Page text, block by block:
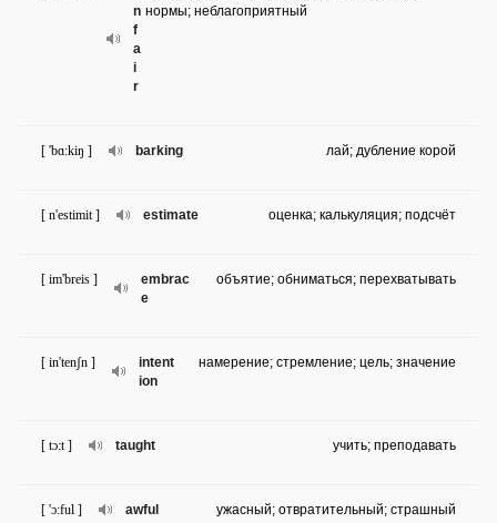
n
f
a
i
r
нормы; неблагоприятный
barking
[ 'bɑ:kiŋ ] лай; дубление корой
estimate
[ n'estimit ] оценка; калькуляция; подсчёт
embrac
e
[ im'breis ] объятие; обниматься; перехватывать
intent
ion
[ in'tenʃn ] намерение; стремление; цель; значение
taught
[ tɔ:t ] учить; преподавать
awful
[ 'ɔ:ful ] ужасный; отвратительный; страшный